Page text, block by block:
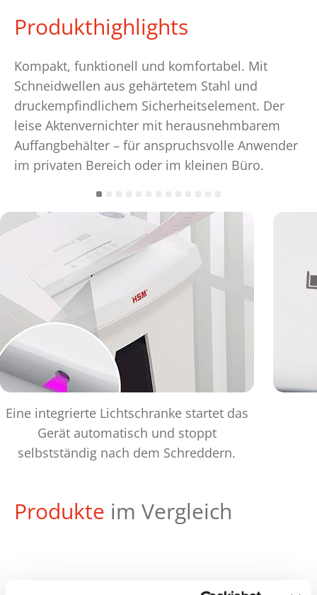
Produkthighlights
Kompakt, funktionell und komfortabel. Mit
Schneidwellen aus gehärtetem Stahl und
druckempfindlichem Sicherheitselement. Der
leise Aktenvernichter mit herausnehmbarem
Auffangbehälter – für anspruchsvolle Anwender
im privaten Bereich oder im kleinen Büro.
Eine integrierte Lichtschranke startet das
Gerät automatisch und stoppt
selbstständig nach dem Schreddern.
Produkte im Vergleich